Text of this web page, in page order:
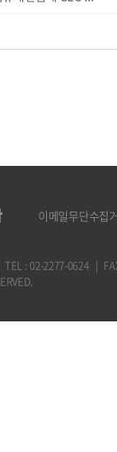
이메일무단수집
| TEL : 02-2277-0624